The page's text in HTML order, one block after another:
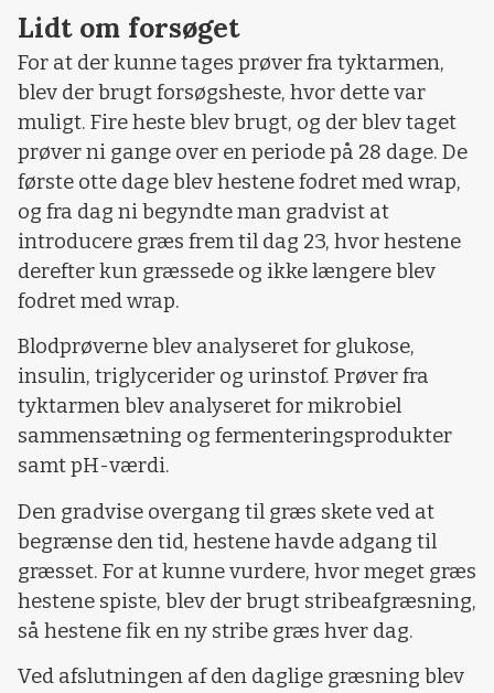
Lidt om forsøget
For at der kunne tages prøver fra tyktarmen,
blev der brugt forsøgsheste, hvor dette var
muligt. Fire heste blev brugt, og der blev taget
prøver ni gange over en periode på 28 dage. De
første otte dage blev hestene fodret med wrap,
og fra dag ni begyndte man gradvist at
introducere græs frem til dag 23, hvor hestene
derefter kun græssede og ikke længere blev
fodret med wrap.
Blodprøverne blev analyseret for glukose,
insulin, triglycerider og urinstof. Prøver fra
tyktarmen blev analyseret for mikrobiel
sammensætning og fermenteringsprodukter
samt pH-værdi.
Den gradvise overgang til græs skete ved at
begrænse den tid, hestene havde adgang til
græsset. For at kunne vurdere, hvor meget græs
hestene spiste, blev der brugt stribeafgræsning,
så hestene fik en ny stribe græs hver dag.
Ved afslutningen af den daglige græsning blev